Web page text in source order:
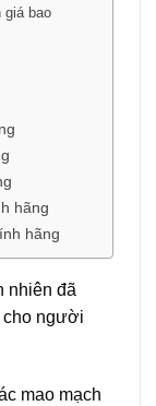
giá bao
hãng
hãng
nhiên đã
cho người
mao mạch